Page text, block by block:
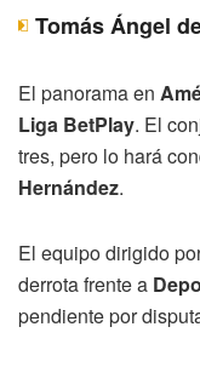
Tomás Ángel
El panorama en
Liga BetPlay. El
tres, pero lo hará
Hernández.
El equipo dirigido
derrota frente a
pendiente por